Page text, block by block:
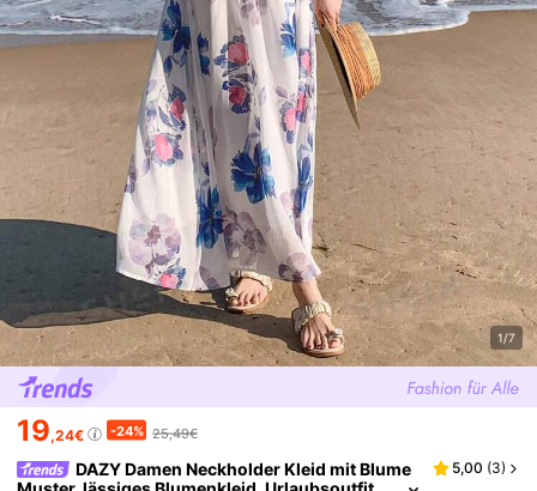
1/7
19,24€ -24% 25,49€
DAZY Damen Neckholder Kleid mit Blume
5,00 (3)